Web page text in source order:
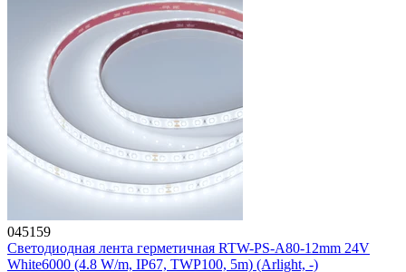
045159
Светодиодная лента герметичная RTW-PS-A80-12mm 24V
White6000 (4.8 W/m, IP67, TWP100, 5m) (Arlight, -)